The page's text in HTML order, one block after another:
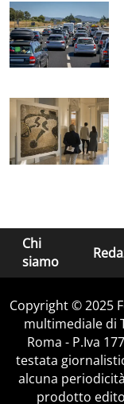
Chi
siamo
Copyright © 2025
multimediale di
Roma - P.Iva
testata
alcuna
prodotto